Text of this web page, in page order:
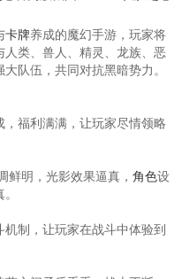
卡牌养成的魔幻手游，玩家将
类、兽人、精灵、龙族、恶
队伍，共同对抗黑暗势力。
福利满满，让玩家尽情领略
明，光影效果逼真， 角色设
制，让玩家在战斗中体验到